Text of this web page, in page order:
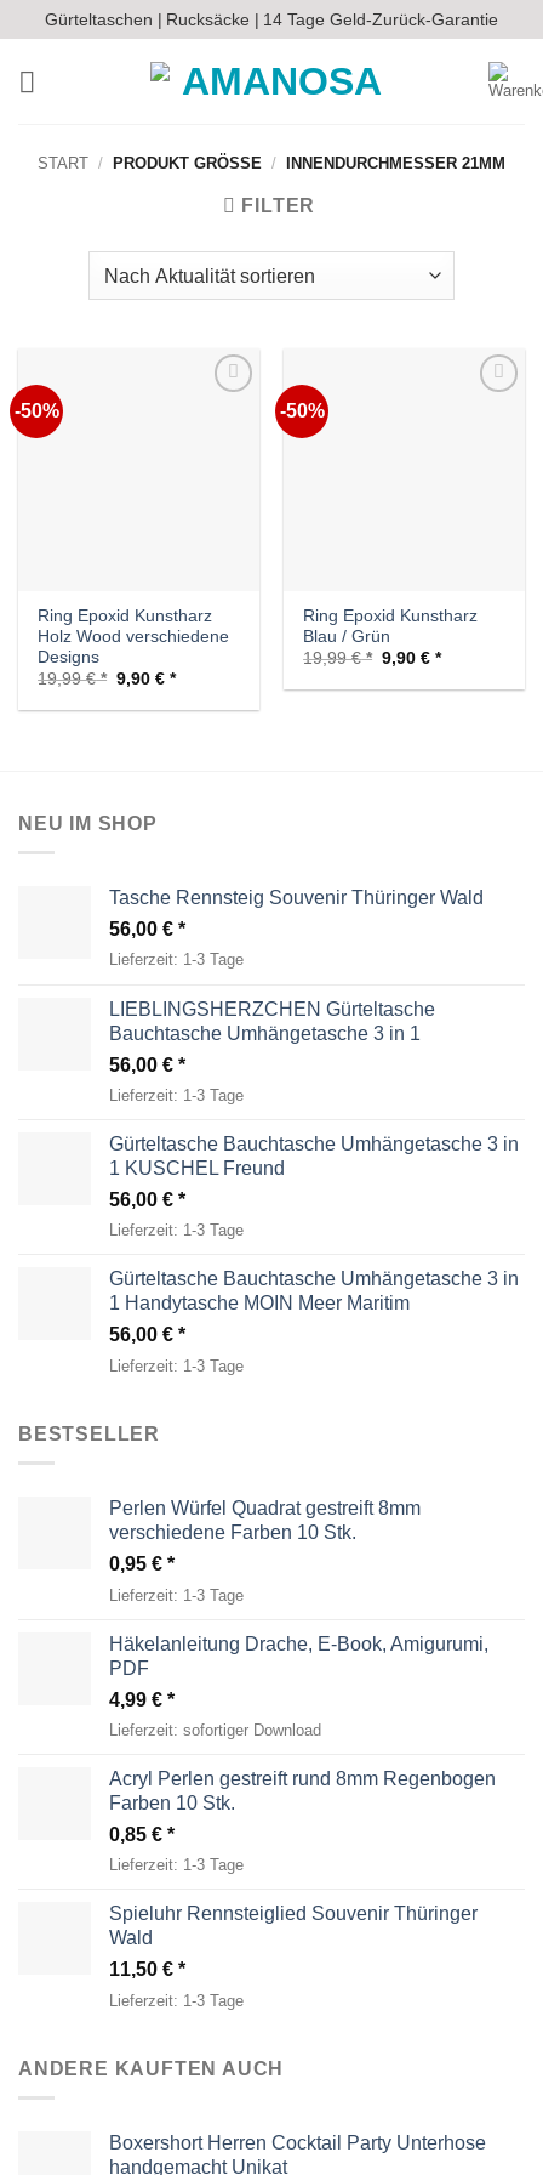
Inhalt
springen
Gürteltaschen | Rucksäcke | 14 Tage Geld-Zurück-Garantie
START / PRODUKT GRÖSSE / INNENDURCHMESSER 21MM
FILTER
-50%
Ring Epoxid Kunstharz
Holz Wood verschiedene
Designs
19,99€
Ursprünglicher
war:
9,90€ Aktueller
ist:
-50%
Ring Epoxid Kunstharz
Blau / Grün
19,99€
Ursprünglicher
war:
9,90€ Aktueller
ist:
NEU IM SHOP
Tasche Rennsteig Souvenir Thüringer Wald
56,00 €
Lieferzeit: 1-3 Tage
LIEBLINGSHERZCHEN Gürteltasche
Bauchtasche Umhängetasche 3 in 1
56,00 €
Lieferzeit: 1-3 Tage
Gürteltasche Bauchtasche Umhängetasche 3 in
1 KUSCHEL Freund
56,00 €
Lieferzeit: 1-3 Tage
Gürteltasche Bauchtasche Umhängetasche 3 in
1 Handytasche MOIN Meer Maritim
56,00 €
Lieferzeit: 1-3 Tage
BESTSELLER
Perlen Würfel Quadrat gestreift 8mm
verschiedene Farben 10 Stk.
0,95 €
Lieferzeit: 1-3 Tage
Häkelanleitung Drache, E-Book, Amigurumi,
PDF
4,99 €
Lieferzeit: sofortiger Download
Acryl Perlen gestreift rund 8mm Regenbogen
Farben 10 Stk.
0,85 €
Lieferzeit: 1-3 Tage
Spieluhr Rennsteiglied Souvenir Thüringer
Wald
11,50 €
Lieferzeit: 1-3 Tage
ANDERE KAUFTEN AUCH
Boxershort Herren Cocktail Party Unterhose
handgemacht Unikat